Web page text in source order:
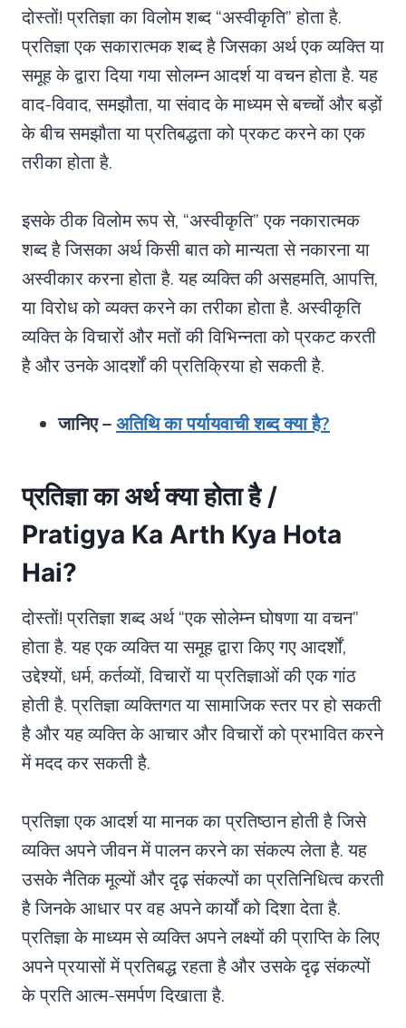
दोस्तों! प्रतिज्ञा का विलोम शब्द “अस्वीकृति” होता है.
प्रतिज्ञा एक सकारात्मक शब्द है जिसका अर्थ एक व्यक्ति या
समूह के द्वारा दिया गया सोलम्न आदर्श या वचन होता है. यह
वाद-विवाद, समझौता, या संवाद के माध्यम से बच्चों और बड़ों
के बीच समझौता या प्रतिबद्धता को प्रकट करने का एक
तरीका होता है.
इसके ठीक विलोम रूप से, “अस्वीकृति” एक नकारात्मक
शब्द है जिसका अर्थ किसी बात को मान्यता से नकारना या
अस्वीकार करना होता है. यह व्यक्ति की असहमति, आपत्ति,
या विरोध को व्यक्त करने का तरीका होता है. अस्वीकृति
व्यक्ति के विचारों और मतों की विभिन्नता को प्रकट करती
है और उनके आदर्शों की प्रतिक्रिया हो सकती है.
जानिए –अतिथि का पर्यायवाची शब्द क्या है?
प्रतिज्ञा का अर्थ क्या होता है /
Pratigya Ka Arth Kya Hota
Hai?
दोस्तों! प्रतिज्ञा शब्द अर्थ “एक सोलेम्न घोषणा या वचन”
होता है. यह एक व्यक्ति या समूह द्वारा किए गए आदर्शों,
उद्देश्यों, धर्म, कर्तव्यों, विचारों या प्रतिज्ञाओं की एक गांठ
होती है. प्रतिज्ञा व्यक्तिगत या सामाजिक स्तर पर हो सकती
है और यह व्यक्ति के आचार और विचारों को प्रभावित करने
में मदद कर सकती है.
प्रतिज्ञा एक आदर्श या मानक का प्रतिष्ठान होती है जिसे
व्यक्ति अपने जीवन में पालन करने का संकल्प लेता है. यह
उसके नैतिक मूल्यों और दृढ़ संकल्पों का प्रतिनिधित्व करती
है जिनके आधार पर वह अपने कार्यों को दिशा देता है.
प्रतिज्ञा के माध्यम से व्यक्ति अपने लक्ष्यों की प्राप्ति के लिए
अपने प्रयासों में प्रतिबद्ध रहता है और उसके दृढ़ संकल्पों
के प्रति आत्म-समर्पण दिखाता है.